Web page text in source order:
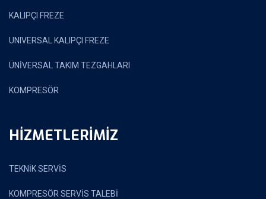
KALIPÇI FREZE
UNIVERSAL KALIPÇI FREZE
ÜNİVERSAL TAKIM TEZGAHLARI
KOMPRESÖR
HİZMETLERİMİZ
TEKNİK SERVİS
KOMPRESÖR SERVİS TALEBİ